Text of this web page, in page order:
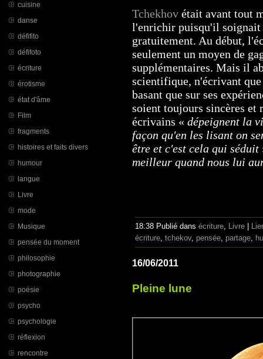
cuisine
danse
défifito
défifoto
écriture
érotisme
état d'âme
Film
fragments
histoires et faits divers
humour
langue
Livre
mode
Musique
pensée du moment
philosophie
photographie
poésie
psycho
psychologie
réflexion
rencontre
Tchekhov était avant tout
l'enrichir puisqu'il soignait
gratuitement. Au début,
seulement un moyen de
supplémentaires. Mais il
scientifique, n'écrivant
basant que sur ses
soient toujours sincères
écrivains « dépeignent la
façon qu'en les lisant on
être et c'est cela qui séduit
meilleur quand nous lui
18:38 Publié dans écriture, Livre
écriture, tchekov, pensée, partage,
16/06/2011
Pleine lune